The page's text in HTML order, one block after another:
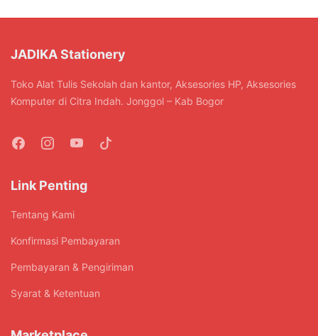
produk
halaman
JADIKA Stationery
Toko Alat Tulis Sekolah dan kantor, Aksesories HP, Aksesories
Komputer di Citra Indah. Jonggol – Kab Bogor
Link Penting
Tentang Kami
Konfirmasi Pembayaran
Pembayaran & Pengiriman
Syarat & Ketentuan